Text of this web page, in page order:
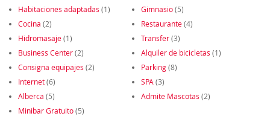
Habitaciones adaptadas (1) Gimnasio(5)
Cocina (2) Restaurante(4)
Hidromasaje(1) Transfer(3)
Business Center(2) Alquiler de bicicletas (1)
Consigna equipajes (2) Parking(8)
Internet(6) SPA (3)
Alberca (5) Admite Mascotas (2)
Minibar Gratuito(5)